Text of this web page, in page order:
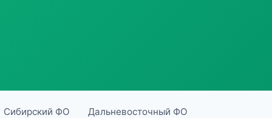
Сибирский ФО Дальневосточный ФО